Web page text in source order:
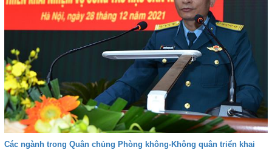
Các ngành trong Quân chủng Phòng không-Không quân triển khai